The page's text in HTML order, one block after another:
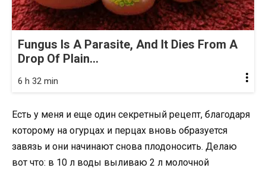
Fungus Is A Parasite, And It Dies From A
Drop Of Plain...
6 h 32 min
Есть у меня и еще один секретный рецепт, благодаря
которому на огурцах и перцах вновь образуется
завязь и они начинают снова плодоносить. Делаю
вот что: в 10 л воды выливаю 2 л молочной